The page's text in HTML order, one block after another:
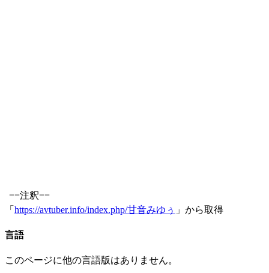
==注釈==
「 https://avtuber.info/index.php/甘音みゆぅ 」から取得
言語
このページに他の言語版はありません。